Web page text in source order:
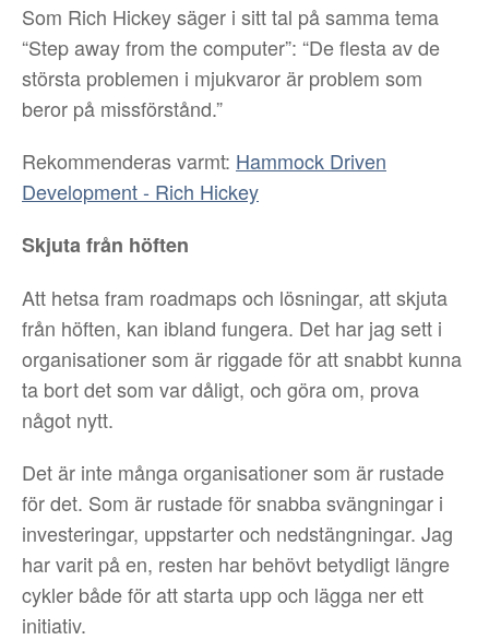
Som Rich Hickey säger i sitt tal på samma tema
“Step away from the computer”: “De flesta av de
största problemen i mjukvaror är problem som
beror på missförstånd.”
Rekommenderas varmt: Hammock Driven
Development - Rich Hickey
Skjuta från höften
Att hetsa fram roadmaps och lösningar, att skjuta
från höften, kan ibland fungera. Det har jag sett i
organisationer som är riggade för att snabbt kunna
ta bort det som var dåligt, och göra om, prova
något nytt.
Det är inte många organisationer som är rustade
för det. Som är rustade för snabba svängningar i
investeringar, uppstarter och nedstängningar. Jag
har varit på en, resten har behövt betydligt längre
cykler både för att starta upp och lägga ner ett
initiativ.